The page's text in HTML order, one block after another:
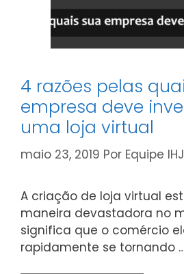
4 razões pelas
empresa deve
uma loja virtual
maio 23, 2019 Por Equipe IHJ
A criação de loja virtual
maneira devastadora no
significa que o comércio
rapidamente se tornando